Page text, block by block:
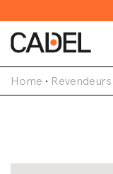
Home • Revendeurs